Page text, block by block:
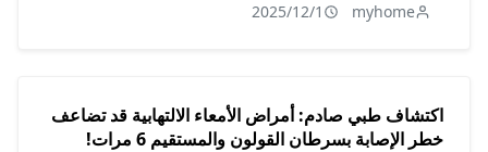
myhome
2025/12/1
اكتشاف طبي صادم: أمراض الأمعاء الالتهابية قد تضاعف
خطر الإصابة بسرطان القولون والمستقيم 6 مرات!